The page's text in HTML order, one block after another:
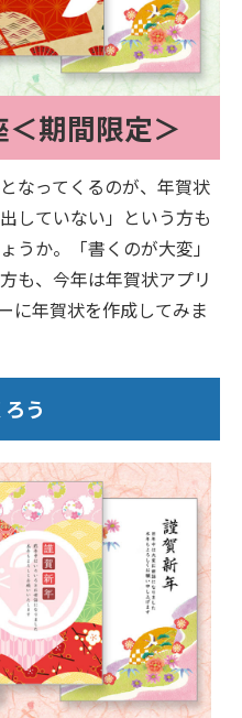
期間限定＞
なってくるのが、年賀状
していない」という方も
うか。「書くのが大変」
も、今年は年賀状アプリ
に年賀状を作成してみま
う